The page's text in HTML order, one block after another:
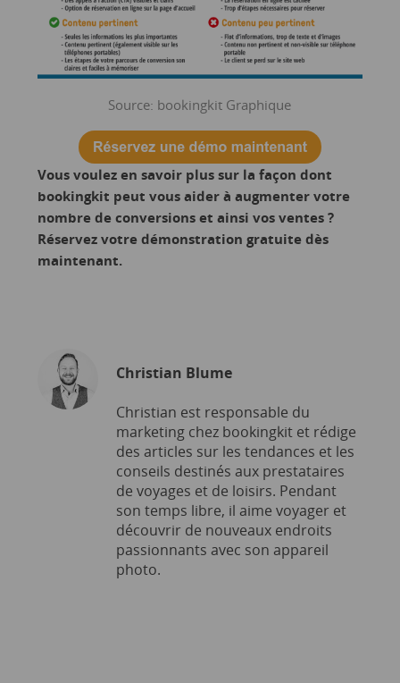
Source: bookingkit Graphique
Vous voulez en savoir plus sur la façon dont
bookingkit peut vous aider à augmenter votre
nombre de conversions et ainsi vos ventes ?
Réservez votre démonstration gratuite dès
maintenant.
Christian Blume
Christian est responsable du
marketing chez bookingkit et rédige
des articles sur les tendances et les
conseils destinés aux prestataires
de voyages et de loisirs. Pendant
son temps libre, il aime voyager et
découvrir de nouveaux endroits
passionnants avec son appareil
photo.